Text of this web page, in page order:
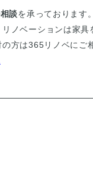
談を承っております
ノベーションは家具
方は365リノベにご